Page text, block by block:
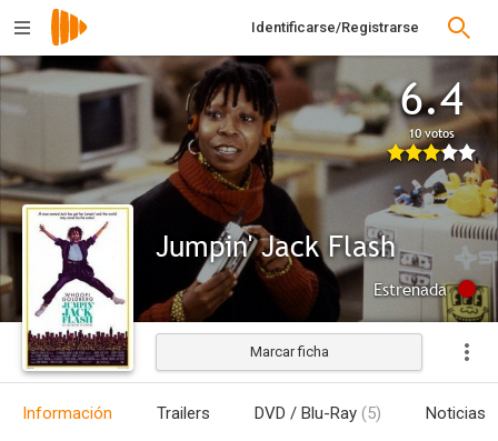
Identificarse/Registrarse
6.4
10 votos
Jumpin' Jack Flash
Estrenada
Marcar ficha
Información Trailers DVD / Blu-Ray (5) Noticias